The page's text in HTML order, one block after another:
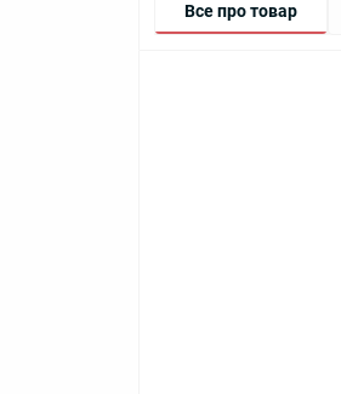
Все про товар